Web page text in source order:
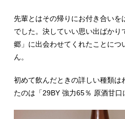
先輩とはその帰りにお付き合いを
でした。決していい思い出ばかり
郷」に出会わせてくれたことにつ
ん。
初めて飲んだときの詳しい種類は
たのは「29BY 強力65％ 原酒甘口